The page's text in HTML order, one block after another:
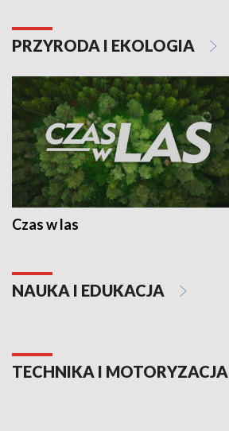
PRZYRODA I EKOLOGIA
Czas w las
NAUKA I EDUKACJA
TECHNIKA I MOTORYZACJA